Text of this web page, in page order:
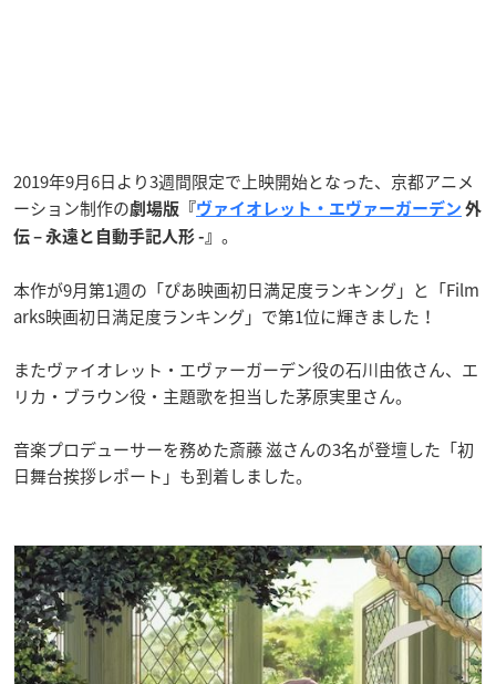
2019年9月6日より3週間限定で上映開始となった、京都アニメ
ーション制作の劇場版『ヴァイオレット・エヴァーガーデン 外
伝 – 永遠と自動手記人形 -』 。
本作が9月第1週の「ぴあ映画初日満足度ランキング」と「Film
arks映画初日満足度ランキング」で第1位に輝きました！
またヴァイオレット・エヴァーガーデン役の石川由依さん、エ
リカ・ブラウン役・主題歌を担当した茅原実里さん。
音楽プロデューサーを務めた斎藤 滋さんの3名が登壇した「初
日舞台挨拶レポート」も到着しました。